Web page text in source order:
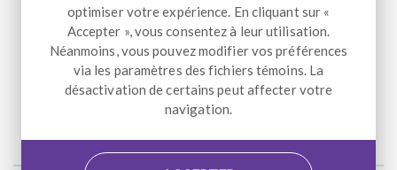
NOUS SUIVRE
LinkedIn
optimiser votre expérience. En cliquant sur «
Accepter », vous consentez à leur utilisation.
Néanmoins, vous pouvez modifier vos préférences
via les paramètres des fichiers témoins. La
désactivation de certains peut affecter votre
navigation.